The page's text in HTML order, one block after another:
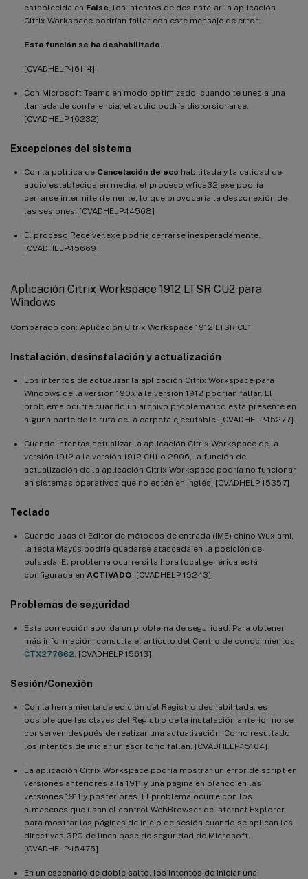
establecida en False , los intentos de desinstalar la aplicación
Citrix Workspace podrían fallar con este mensaje de error:
Esta función se ha deshabilitado.
[CVADHELP-16114]
Con Microsoft Teams en modo optimizado, cuando te unes a una
llamada de conferencia, el audio podría distorsionarse.
[CVADHELP-16232]
Excepciones del sistema
Con la política de Cancelación de eco habilitada y la calidad de
audio establecida en media, el proceso wfica32.exe podría
cerrarse intermitentemente, lo que provocaría la desconexión de
las sesiones. [CVADHELP-14568]
El proceso Receiver.exe podría cerrarse inesperadamente.
[CVADHELP-15669]
Aplicación Citrix Workspace 1912 LTSR CU2 para
Windows
Comparado con: Aplicación Citrix Workspace 1912 LTSR CU1
Instalación, desinstalación y actualización
Los intentos de actualizar la aplicación Citrix Workspace para
Windows de la versión 190 x a la versión 1912 podrían fallar. El
problema ocurre cuando un archivo problemático está presente en
alguna parte de la ruta de la carpeta ejecutable. [CVADHELP-15277]
Cuando intentas actualizar la aplicación Citrix Workspace de la
versión 1912 a la versión 1912 CU1 o 2006, la función de
actualización de la aplicación Citrix Workspace podría no funcionar
en sistemas operativos que no estén en inglés. [CVADHELP-15357]
Teclado
Cuando usas el Editor de métodos de entrada (IME) chino Wuxiami,
la tecla Mayús podría quedarse atascada en la posición de
pulsada. El problema ocurre si la hora local genérica está
configurada en ACTIVADO . [CVADHELP-15243]
Problemas de seguridad
Esta corrección aborda un problema de seguridad. Para obtener
más información, consulta el artículo del Centro de conocimientos
CTX277662 . [CVADHELP-15613]
Sesión/Conexión
Con la herramienta de edición del Registro deshabilitada, es
posible que las claves del Registro de la instalación anterior no se
conserven después de realizar una actualización. Como resultado,
los intentos de iniciar un escritorio fallan. [CVADHELP-15104]
La aplicación Citrix Workspace podría mostrar un error de script en
versiones anteriores a la 1911 y una página en blanco en las
versiones 1911 y posteriores. El problema ocurre con los
almacenes que usan el control WebBrowser de Internet Explorer
para mostrar las páginas de inicio de sesión cuando se aplican las
directivas GPO de línea base de seguridad de Microsoft.
[CVADHELP-15475]
En un escenario de doble salto, los intentos de iniciar una